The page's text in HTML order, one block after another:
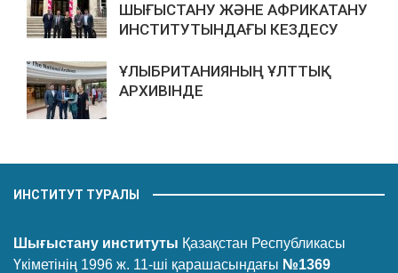
ШЫҒЫСТАНУ ЖӘНЕ АФРИКАТАНУ
ИНСТИТУТЫНДАҒЫ КЕЗДЕСУ
ҰЛЫБРИТАНИЯНЫҢ ҰЛТТЫҚ
АРХИВІНДЕ
ИНСТИТУТ ТУРАЛЫ
Шығыстану институты Қазақстан Республикасы
Үкіметінің 1996 ж. 11-ші қарашасындағы №1369